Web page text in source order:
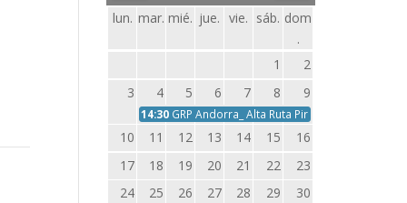
lun. mar. mié. jue. vie. sáb. dom
.
1
2
3
4 5 6 7 8 9
14:30 GRP Andorra_ Alta Ruta Pirenaica de Andorra
10 11 12 13 14 15
16
17
18 19 20 21 22
23
24
25 26 27 28 29
30